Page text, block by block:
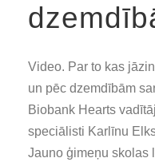
Video. Par to kas
un pēc dzemdībām
Biobank Hearts
speciālisti Karlīnu
Jauno ģimeņu skolas